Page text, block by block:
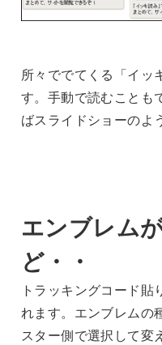
所々ででてくる「イッ
す。手動で読むことも
ばスライドショーのよ
エンブレム
ど・・
トラッキングコード
れます。エンブレムの
スター側で選択して変